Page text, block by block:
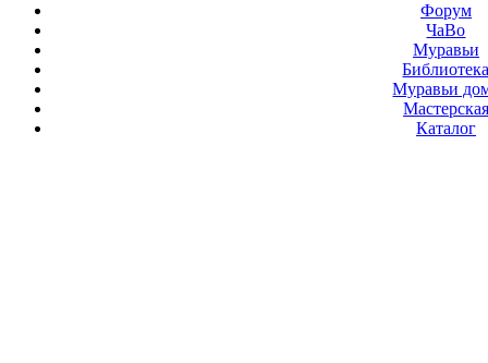
Форум
ЧаВо
Муравьи
Муравьи
Мастерская
Каталог